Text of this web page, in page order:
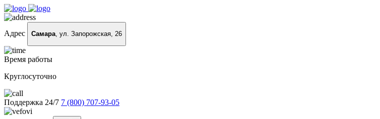
Адрес Самара, ул. Запорожская, 26
Время работы
Круглосуточно
Поддержка 24/7 7 (800) 707-93-05